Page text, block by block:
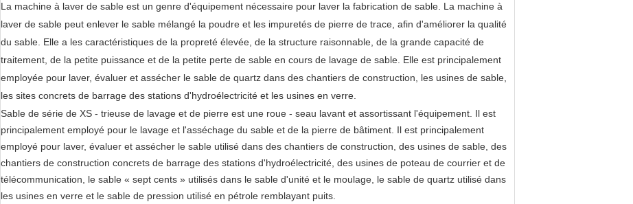
La machine à laver de sable est un genre d'équipement nécessaire pour laver la fabrication de sable. La machine à
laver de sable peut enlever le sable mélangé la poudre et les impuretés de pierre de trace, afin d'améliorer la qualité
du sable. Elle a les caractéristiques de la propreté élevée, de la structure raisonnable, de la grande capacité de
traitement, de la petite puissance et de la petite perte de sable en cours de lavage de sable. Elle est principalement
employée pour laver, évaluer et assécher le sable de quartz dans des chantiers de construction, les usines de sable,
les sites concrets de barrage des stations d'hydroélectricité et les usines en verre.
Sable de série de XS - trieuse de lavage et de pierre est une roue - seau lavant et assortissant l'équipement. Il est
principalement employé pour le lavage et l'asséchage du sable et de la pierre de bâtiment. Il est principalement
employé pour laver, évaluer et assécher le sable utilisé dans des chantiers de construction, des usines de sable, des
chantiers de construction concrets de barrage des stations d'hydroélectricité, des usines de poteau de courrier et de
télécommunication, le sable « sept cents » utilisés dans le sable d'unité et le moulage, le sable de quartz utilisé dans
les usines en verre et le sable de pression utilisé en pétrole remblayant puits.